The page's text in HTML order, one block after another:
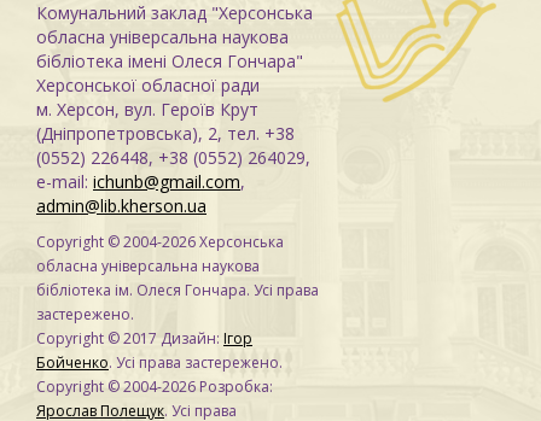
Комунальний заклад "Херсонська
обласна універсальна наукова
бібліотека імені Олеся Гончара"
Херсонської обласної ради
м. Херсон, вул. Героїв Крут
(Дніпропетровська), 2, тел. +38
(0552) 226448, +38 (0552) 264029,
e-mail: ichunb@gmail.com,
admin@lib.kherson.ua
Copyright © 2004-2026 Херсонська
обласна універсальна наукова
бібліотека ім. Олеся Гончара. Усі права
застережено.
Copyright © 2017 Дизайн: Ігор
Бойченко. Усі права застережено.
Copyright © 2004-2026 Розробка:
Ярослав Полещук. Усі права